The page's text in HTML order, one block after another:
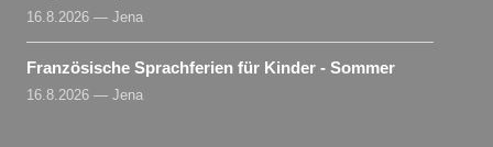
16.8.2026 — Jena
Französische Sprachferien für Kinder - Sommer
16.8.2026 — Jena